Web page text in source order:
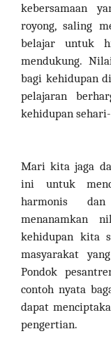
kebersamaan
royong, saling
belajar untuk
mendukung.
bagi kehidupan
pelajaran
kehidupan
Mari kita jaga
ini untuk
harmonis
menanamkan
kehidupan kita
masyarakat
Pondok
contoh nyata
dapat
pengertian.